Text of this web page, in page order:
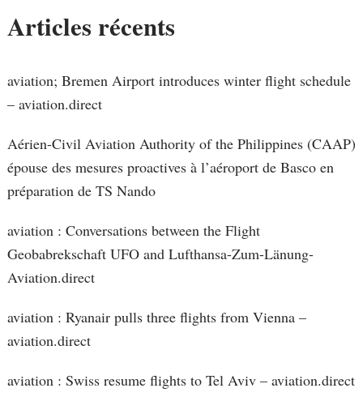
Articles récents
aviation; Bremen Airport introduces winter flight schedule
– aviation.direct
Aérien-Civil Aviation Authority of the Philippines (CAAP)
épouse des mesures proactives à l’aéroport de Basco en
préparation de TS Nando
aviation : Conversations between the Flight
Geobabrekschaft UFO and Lufthansa-Zum-Länung-
Aviation.direct
aviation : Ryanair pulls three flights from Vienna –
aviation.direct
aviation : Swiss resume flights to Tel Aviv – aviation.direct